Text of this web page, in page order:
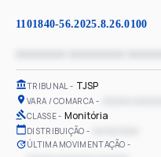
1101840-56.2025.8.26.0100
TRIBUNAL TJSP
VARA / COMARCA
CLASSE Monitória
DISTRIBUIÇÃO
ÚLTIMA MOVIMENTAÇÃO